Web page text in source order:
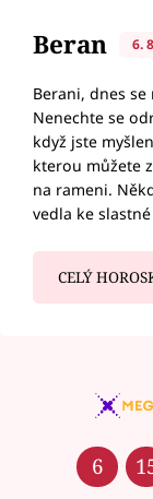
Beran 6.
Berani, dnes
Nenechte se
když jste
kterou můžete
na rameni.
vedla ke
CELÝ
6